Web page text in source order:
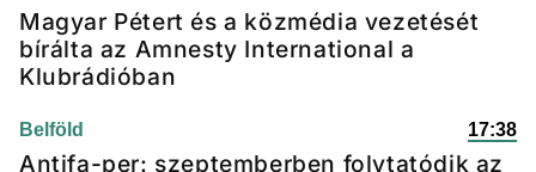
Magyar Pétert és a közmédia vezetését
bírálta az Amnesty International a
Klubrádióban
Belföld 17:38
Antifa-per: szeptemberben folytatódik az